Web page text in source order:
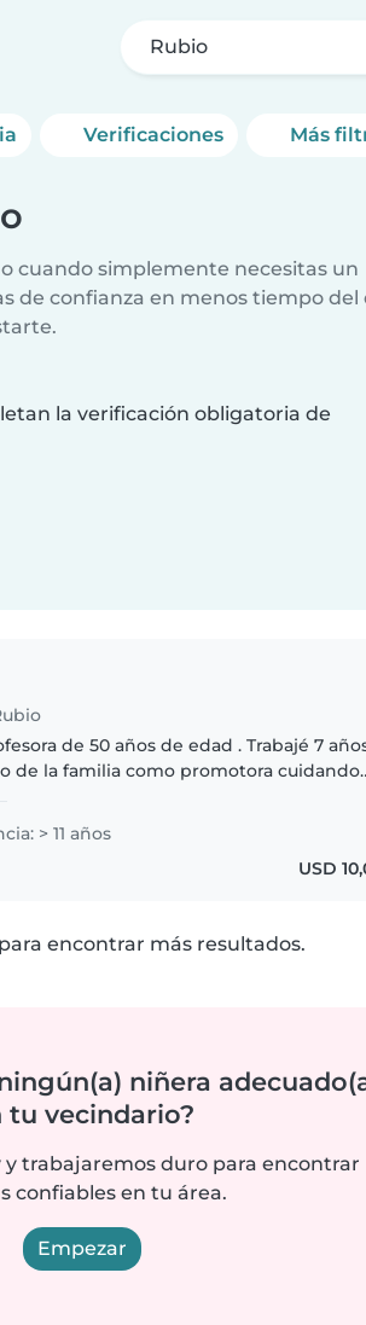
Rubio
Verificaciones Más
cuando simplemente necesitas un
de confianza en menos tiempo del
la verificación obligatoria de
de 50 años de edad . Trabajé 7
de la familia como promotora cuidando
> 11 años
USD
encontrar más resultados.
niñera
tu vecindario?
trabajaremos duro para encontrar
confiables en tu área.
Empezar